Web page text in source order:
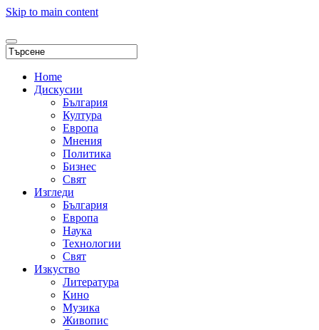
Skip to main content
Home
Дискусии
България
Култура
Европа
Мнения
Политика
Бизнес
Свят
Изгледи
България
Европа
Наука
Технологии
Свят
Изкуство
Литература
Кино
Музика
Живопис